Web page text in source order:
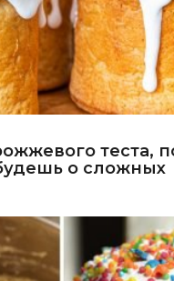
теста,
о сложных